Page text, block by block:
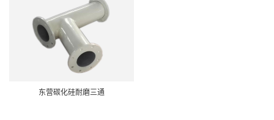
东营碳化硅耐磨三通